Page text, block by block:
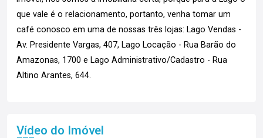
que vale é o relacionamento, portanto, venha tomar um
café conosco em uma de nossas três lojas: Lago Vendas -
Av. Presidente Vargas, 407, Lago Locação - Rua Barão do
Amazonas, 1700 e Lago Administrativo/Cadastro - Rua
Altino Arantes, 644.
Vídeo do Imóvel